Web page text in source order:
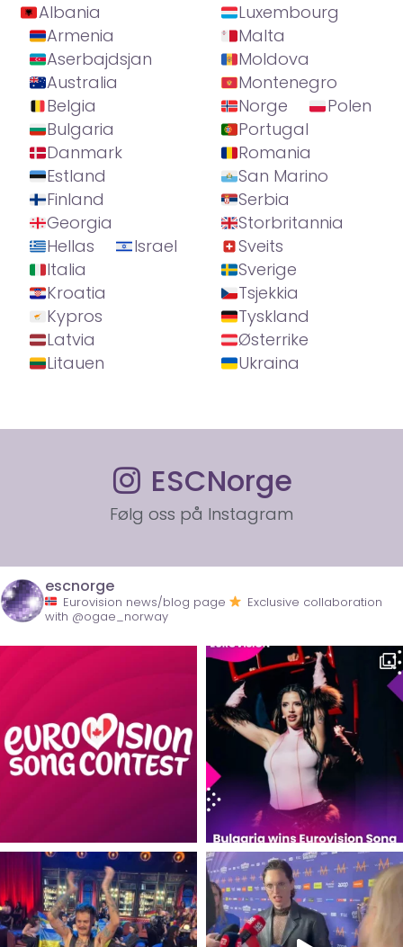
Albania
Armenia
Aserbajdsjan
Australia
Belgia
Bulgaria
Danmark
Estland
Finland
Georgia
Hellas
Israel
Italia
Kroatia
Kypros
Latvia
Litauen
Luxembourg
Malta
Moldova
Montenegro
Norge
Polen
Portugal
Romania
San Marino
Serbia
Storbritannia
Sveits
Sverige
Tsjekkia
Tyskland
Østerrike
Ukraina
ESCNorge
Følg oss på Instagram
escnorge
Eurovision news/blog page
Exclusive collaboration
with @ogae_norway